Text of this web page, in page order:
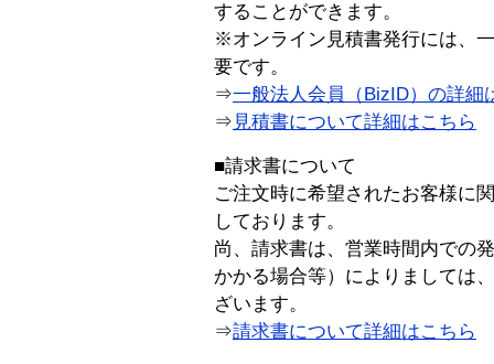
することができます。
※オンライン見積書発行には、
要です。
⇒一般法人会員（BizID）の詳細
⇒ 見積書について詳細はこちら
■請求書について
ご注文時に希望されたお客様に
しております。
尚、請求書は、営業時間内での
かかる場合等）によりましては
ざいます。
⇒請求書について詳細はこちら